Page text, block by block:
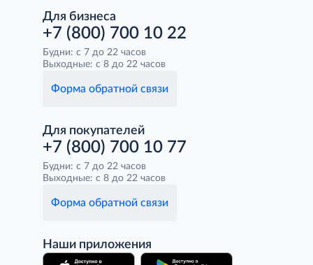
Для бизнеса
+7 (800) 700 10 22
Будни: с 7 до 22 часов
Выходные: с 8 до 22 часов
Форма обратной связи
Для покупателей
+7 (800) 700 10 77
Будни: с 7 до 22 часов
Выходные: с 8 до 22 часов
Форма обратной связи
Наши приложения